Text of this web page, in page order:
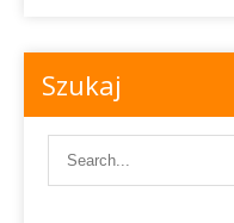
Szukaj